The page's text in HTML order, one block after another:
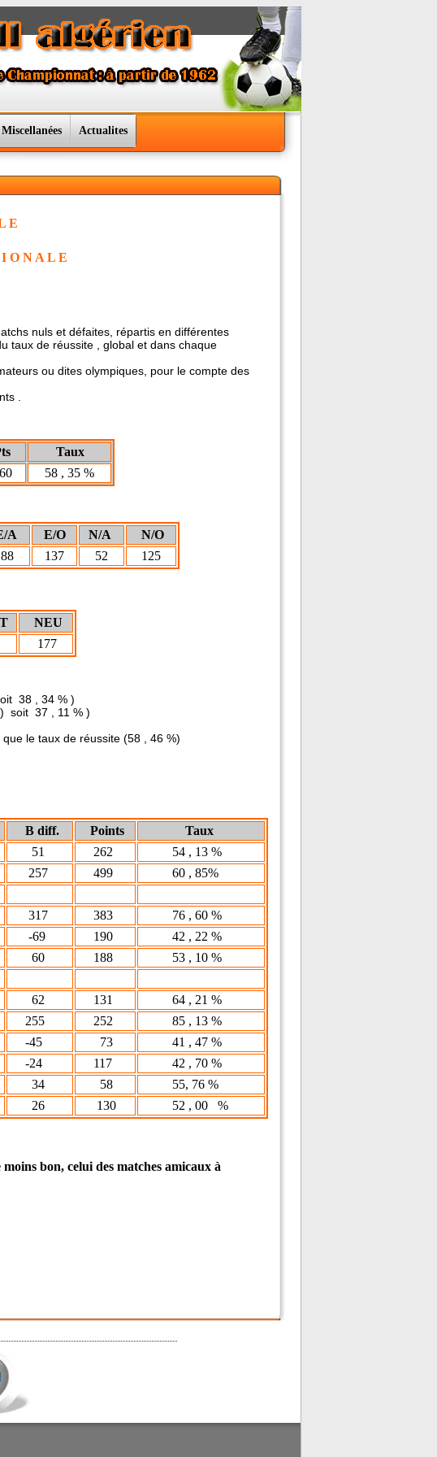
Miscellanées Actualites
E
O N A L E
nuls et défaites, répartis en différentes
taux de réussite , global et dans chaque
ou dites olympiques, pour le compte des
.
Taux
58 , 35 %
A E/O N/A
N/O
88 137 52 125
NEU
177
, 34 % )
37 , 11 % )
taux de réussite (58 , 46 %)
B diff. Points
Taux
51 262
54 , 13 %
257 499 60 , 85%
317 383
76 , 60 %
-69 190
42 , 22 %
60 188 53 , 10 %
62 131
64 , 21 %
255 252
85 , 13 %
-45 73
41 , 47 %
-24 117
42 , 70 %
34 58
55, 76 %
26 130 52 , 00 %
bon, celui des matches amicaux à